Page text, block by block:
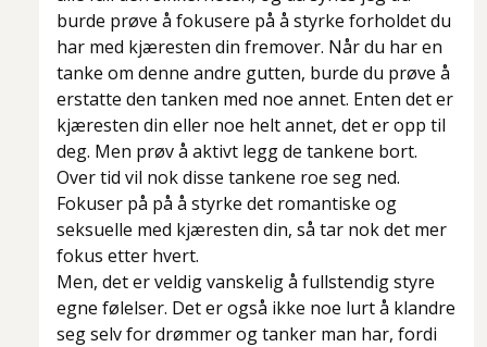
burde prøve å fokusere på å styrke forholdet du
har med kjæresten din fremover. Når du har en
tanke om denne andre gutten, burde du prøve å
erstatte den tanken med noe annet. Enten det er
kjæresten din eller noe helt annet, det er opp til
deg. Men prøv å aktivt legg de tankene bort.
Over tid vil nok disse tankene roe seg ned.
Fokuser på på å styrke det romantiske og
seksuelle med kjæresten din, så tar nok det mer
fokus etter hvert.
Men, det er veldig vanskelig å fullstendig styre
egne følelser. Det er også ikke noe lurt å klandre
seg selv for drømmer og tanker man har, fordi